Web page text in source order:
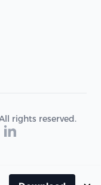
rights reserved.